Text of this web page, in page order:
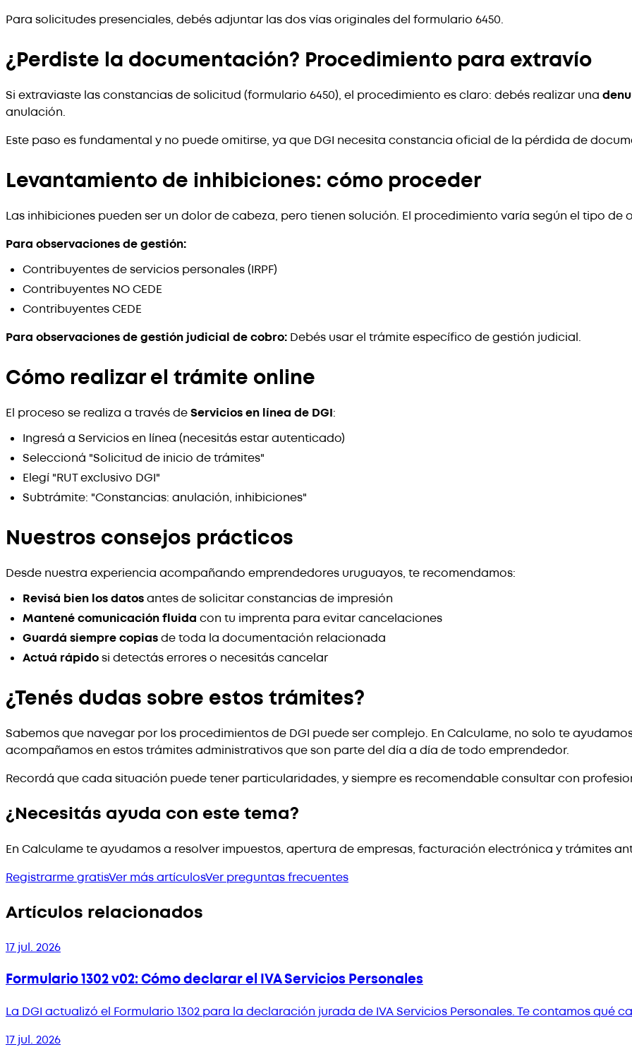
Para solicitudes presenciales, debés adjuntar las dos vías originales del formulario 6450.
¿Perdiste la documentación? Procedimiento para extravío
Si extraviaste las constancias de solicitud (formulario 6450), el procedimiento es claro: debés realizar una
anulación.
Este paso es fundamental y no puede omitirse, ya que DGI necesita constancia oficial de la pérdida de
Levantamiento de inhibiciones: cómo proceder
Las inhibiciones pueden ser un dolor de cabeza, pero tienen solución. El procedimiento varía según el tipo de
Para observaciones de gestión:
Contribuyentes de servicios personales (IRPF)
Contribuyentes NO CEDE
Contribuyentes CEDE
Para observaciones de gestión judicial de cobro: Debés usar el trámite específico de gestión judicial.
Cómo realizar el trámite online
El proceso se realiza a través deServicios en línea de DGI:
Ingresá a Servicios en línea (necesitás estar autenticado)
Seleccioná "Solicitud de inicio de trámites"
Elegí "RUT exclusivo DGI"
Subtrámite: "Constancias: anulación, inhibiciones"
Nuestros consejos prácticos
Desde nuestra experiencia acompañando emprendedores uruguayos, te recomendamos:
Revisá bien los datosantes de solicitar constancias de impresión
Mantené comunicación fluida con tu imprenta para evitar cancelaciones
Guardá siempre copiasde toda la documentación relacionada
Actuá rápidosi detectás errores o necesitás cancelar
¿Tenés dudas sobre estos trámites?
Sabemos que navegar por los procedimientos de DGI puede ser complejo. En Calculame, no solo te
acompañamos en estos trámites administrativos que son parte del día a día de todo emprendedor.
Recordá que cada situación puede tener particularidades, y siempre es recomendable consultar con
¿Necesitás ayuda con este tema?
En Calculame te ayudamos a resolver impuestos, apertura de empresas, facturación electrónica y trámites
Registrarme gratisVer más artículosVer preguntas frecuentes
Artículos relacionados
17 jul. 2026
Formulario 1302 v02: Cómo declarar el IVA Servicios Personales
La DGI actualizó el Formulario 1302 para la declaración jurada de IVA Servicios Personales. Te contamos qué
17 jul. 2026